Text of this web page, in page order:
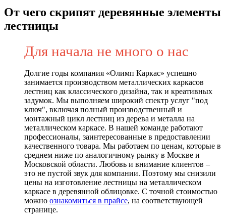
От чего скрипят деревянные элементы
лестницы
Для начала не много о нас
Долгие годы компания «Олимп Каркас» успешно
занимается производством металлических каркасов
лестниц как классического дизайна, так и креативных
задумок. Мы выполняем широкий спектр услуг "под
ключ", включая полный производственный и
монтажный цикл лестниц из дерева и металла на
металлическом каркасе. В нашей команде работают
профессионалы, заинтересованные в предоставлении
качественного товара. Мы работаем по ценам, которые в
среднем ниже по аналогичному рынку в Москве и
Московской области. Любовь и внимание клиентов –
это не пустой звук для компании. Поэтому мы снизили
цены на изготовление лестницы на металлическом
каркасе в деревянной облицовке. С точной стоимостью
можно ознакомиться в прайсе, на соответствующей
странице.